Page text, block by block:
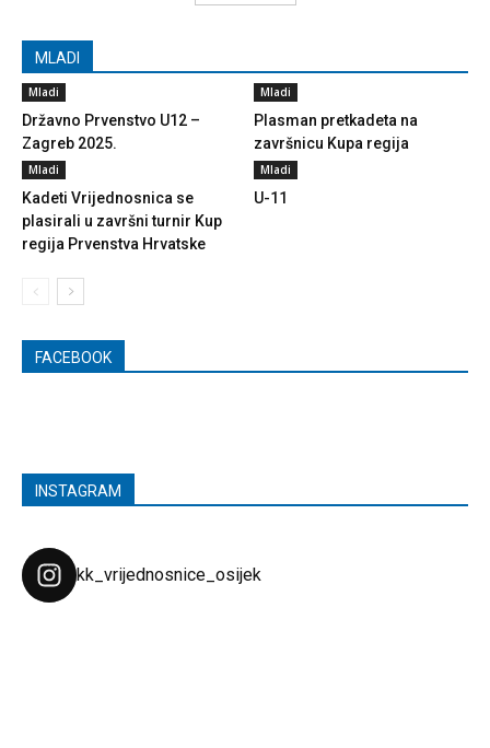
MLADI
Mladi
Državno Prvenstvo U12 –
Zagreb 2025.
Mladi
Plasman pretkadeta na
završnicu Kupa regija
Mladi
Kadeti Vrijednosnica se
plasirali u završni turnir Kup
regija Prvenstva Hrvatske
Mladi
U-11
FACEBOOK
INSTAGRAM
kk_vrijednosnice_osijek